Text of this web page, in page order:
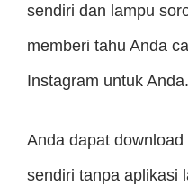
sendiri dan lampu
memberi tahu Anda
Instagram untuk Anda.
Anda dapat
sendiri tanpa aplikasi